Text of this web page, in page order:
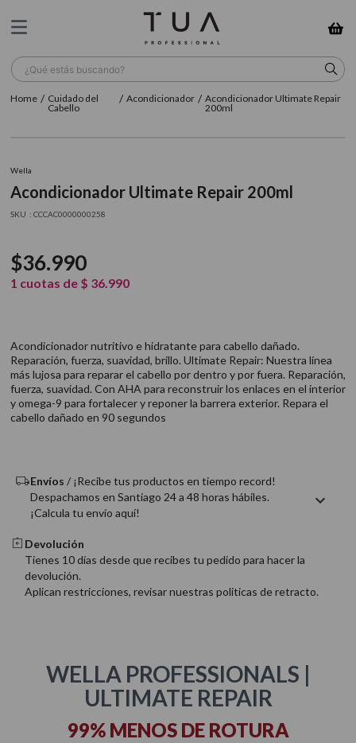
¿Qué estás buscando?
Cuidado del
Cabello
Acondicionador
Acondicionador Ultimate Repair
200ml
Wella
Acondicionador Ultimate Repair 200ml
: CCCAC0000000258
$36.990
1 cuotas de $ 36.990
Acondicionador nutritivo e hidratante para cabello dañado.
Reparación, fuerza, suavidad, brillo. Ultimate Repair: Nuestra línea
más lujosa para reparar el cabello por dentro y por fuera. Reparación,
fuerza, suavidad. Con AHA para reconstruir los enlaces en el interior
y omega-9 para fortalecer y reponer la barrera exterior. Repara el
cabello dañado en 90 segundos
Envíos / ¡Recibe tus productos en tiempo record!
Despachamos en Santiago 24 a 48 horas hábiles.
¡Calcula tu envío aquí!
Devolución
Tienes 10 días desde que recibes tu pedido para hacer la
devolución.
Aplican restricciones, revisar nuestras politicas de retracto.
WELLA PROFESSIONALS |
ULTIMATE REPAIR
99% MENOS DE ROTURA
TÉRMINOS MÁS BUSCADOS
3. farmavita
5. cepillo
6. gama
9. acondicionador
10. protector térmico